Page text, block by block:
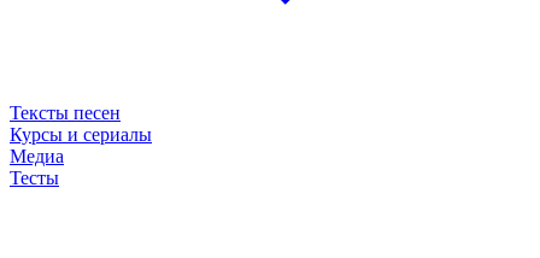
Тексты песен
Курсы и сериалы
Медиа
Тесты